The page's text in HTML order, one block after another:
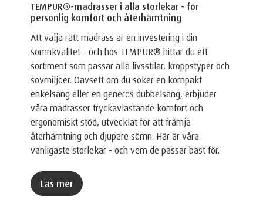
TEMPUR®-madrasser i alla storlekar - för
personlig komfort och återhämtning
Att välja rätt madrass är en investering i din
sömnkvalitet - och hos TEMPUR® hittar du ett
sortiment som passar alla livsstilar, kroppstyper och
sovmiljöer. Oavsett om du söker en kompakt
enkelsäng eller en generös dubbelsäng, erbjuder
våra madrasser tryckavlastande komfort och
ergonomiskt stöd, utvecklat för att främja
återhämtning och djupare sömn. Här är våra
vanligaste storlekar - och vem de passar bäst för.
Läs mer